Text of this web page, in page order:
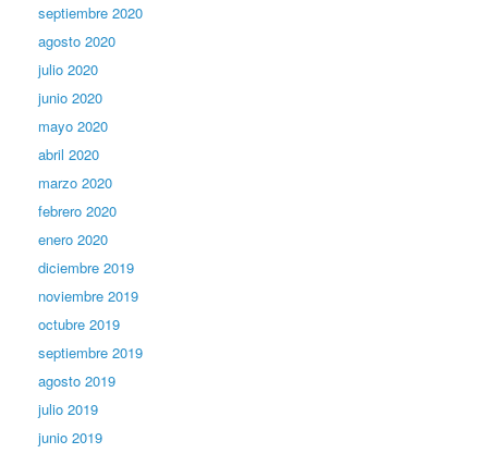
septiembre 2020
agosto 2020
julio 2020
junio 2020
mayo 2020
abril 2020
marzo 2020
febrero 2020
enero 2020
diciembre 2019
noviembre 2019
octubre 2019
septiembre 2019
agosto 2019
julio 2019
junio 2019